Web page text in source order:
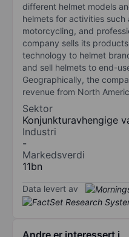
different helmet models
helmets for activities
motorcycling, and
company sells its
technology to helmet
and sell helmets to end-
Geographically, the
revenue from North
Sektor
Konjunkturavhengige
Industri
-
Markedsverdi
11bn
Data levert av